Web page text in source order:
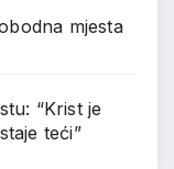
mjesta
“Krist je
teći”